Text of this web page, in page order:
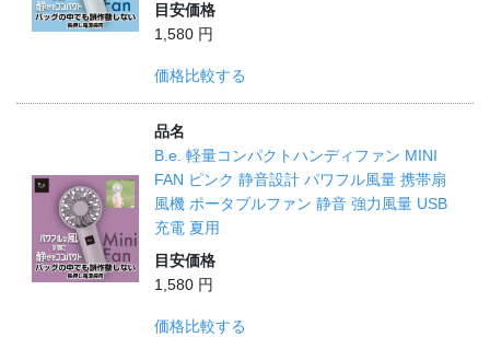
目安価格
1,580 円
価格比較する
品名
B.e. 軽量コンパクトハンディファン MINI
FAN ピンク 静音設計 パワフル風量 携帯扇
風機 ポータブルファン 静音 強力風量 USB
充電 夏用
目安価格
1,580 円
価格比較する